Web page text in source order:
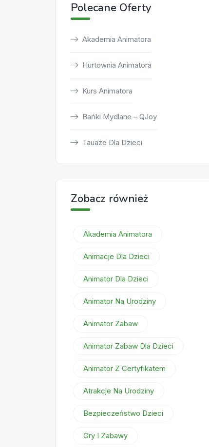
Polecane Oferty
Akademia Animatora
Hurtownia Animatora
Kurs Animatora
Bańki Mydlane – QJoy
Tauaże Dla Dzieci
Zobacz również
Akademia Animatora
Animacje Dla Dzieci
Animator Dla Dzieci
Animator Na Urodziny
Animator Zabaw
Animator Zabaw Dla Dzieci
Animator Z Certyfikatem
Atrakcje Na Urodziny
Bezpieczeństwo Dzieci
Gry I Zabawy